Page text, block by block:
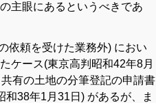
の主眼にある と いう べき であ
依頼を受けた業務外) におい
たケース(東京高判 昭和42年8月
共有の土地の分筆登記の申請書
和38年1 月 31日 ) があるが
ま